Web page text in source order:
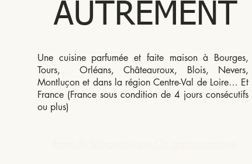
AUTREMENT
Une cuisine parfumée et faite maison à Bourges,
Tours, Orléans, Châteauroux, Blois, Nevers,
Montluçon et dans la région Centre-Val de Loire… Et
France (France sous condition de 4 jours consécutifs
ou plus)